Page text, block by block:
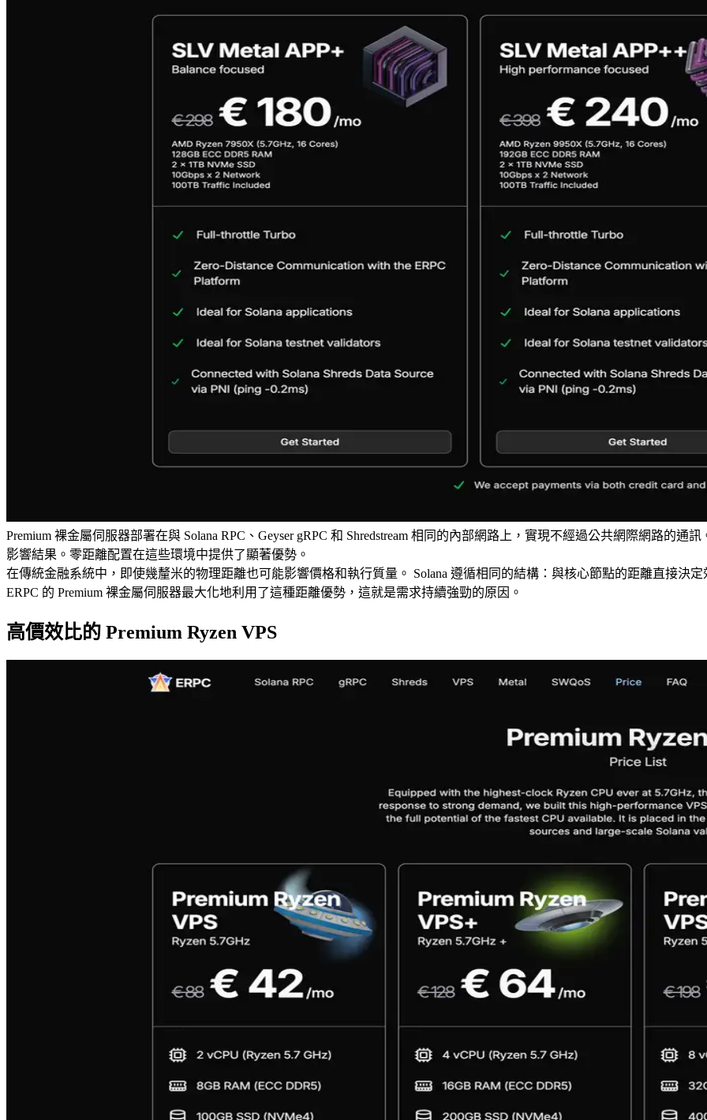
Premium 裸金屬伺服器部署在與 Solana RPC、Geyser gRPC 和 Shredstream 相同的內部網路上，實現不經過公共網際網路的
影響結果。零距離配置在這些環境中提供了顯著優勢。
在傳統金融系統中，即使幾釐米的物理距離也可能影響價格和執行質量。 Solana 遵循相同的結構：與核心節點的距離直接決定
ERPC 的 Premium 裸金屬伺服器最大化地利用了這種距離優勢，這就是需求持續強勁的原因。
高價效比的 Premium Ryzen VPS